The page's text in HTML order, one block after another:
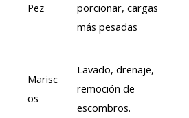
Pez
porcionar, cargas
más pesadas
Marisc
os
Lavado, drenaje,
remoción de
escombros.